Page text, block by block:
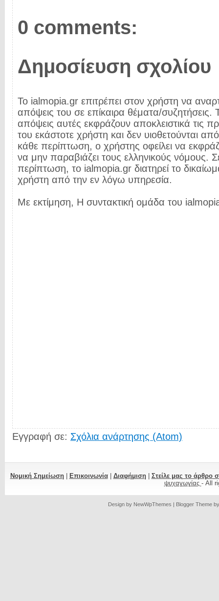
0 comments:
Δημοσίευση σχολίου
Το ialmopia.gr επιτρέπει στον χρήστη να
απόψεις του σε επίκαιρα θέματα/συζητήσεις.
απόψεις αυτές εκφράζουν αποκλειστικά τις
του εκάστοτε χρήστη και δεν υιοθετούνται
κάθε περίπτωση, ο χρήστης οφείλει να
να μην παραβιάζει τους ελληνικούς νόμους.
περίπτωση, το ialmopia.gr διατηρεί το
χρήστη από την εν λόγω υπηρεσία.
Με εκτίμηση, Η συντακτική ομάδα του
Εγγραφή σε: Σχόλια ανάρτησης (Atom)
Νομική Σημείωση| Επικοινωνία| Διαφήμιση| Στείλε μας το άρθρο
ψυχαγωγίας - All
Design by NewWpThemes | Blogger Theme